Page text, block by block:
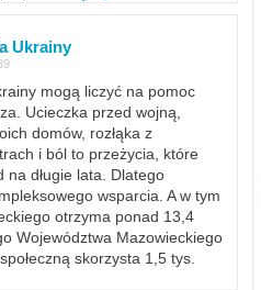
Ukrainy
mogą liczyć na pomoc
Ucieczka przed wojną,
domów, rozłąka z
i ból to przeżycia, które
na długie lata. Dlatego
wsparcia. A w tym
otrzyma ponad 13,4
Województwa Mazowieckiego
skorzysta 1,5 tys.